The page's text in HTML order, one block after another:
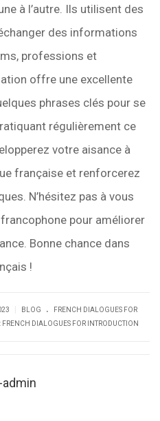
à l’autre. Ils utilisent des
des informations
professions et
offre une excellente
phrases clés pour se
régulièrement ce
votre aisance à
française et renforcerez
N’hésitez pas à vous
pour améliorer
Bonne chance dans
!
BLOG .
FRENCH DIALOGUES FOR
FRENCH DIALOGUES FOR INTRODUCTION